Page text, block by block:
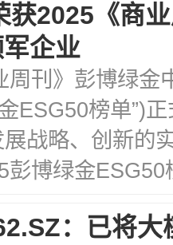
获2025《商
企业
周刊》彭博绿金
ESG50榜单”)
战略、创新的
彭博绿金
：已将